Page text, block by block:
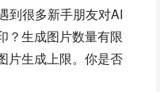
到很多新手朋友对AI
？生成图片数量有限
片生成上限。你是否